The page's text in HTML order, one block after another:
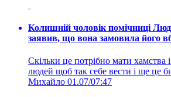
Колишній чоловік помічниці
заявив, що вона замовила його
Скільки це потрібно мати хамства
людей щоб так себе вести і ще це
Михайло 01.07/07:47